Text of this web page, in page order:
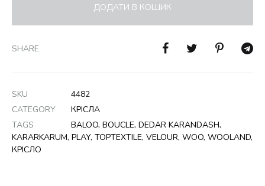
ДОДАТИ В КОШИК
SHARE
SKU
4482
CATEGORY
КРІСЛА
TAGS
BALOO, BOUCLE, DEDAR KARANDASH,
KARARKARUM, PLAY, TOPTEXTILE, VELOUR, WOO, WOOLAND,
КРІСЛО